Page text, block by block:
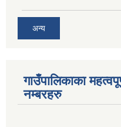
अन्य
गाउँपालिकाका
नम्बरहरु